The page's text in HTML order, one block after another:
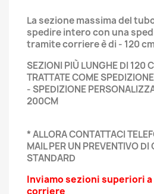
La sezione massima del
spedire intero con una
tramite corriere è di - 120 cm
SEZIONI PIÙ LUNGHE DI 120
TRATTATE COME
- SPEDIZIONE
200CM
* ALLORA CONTATTACI
MAIL PER UN PREVENTIVO
STANDARD
Inviamo sezioni superiori
corriere